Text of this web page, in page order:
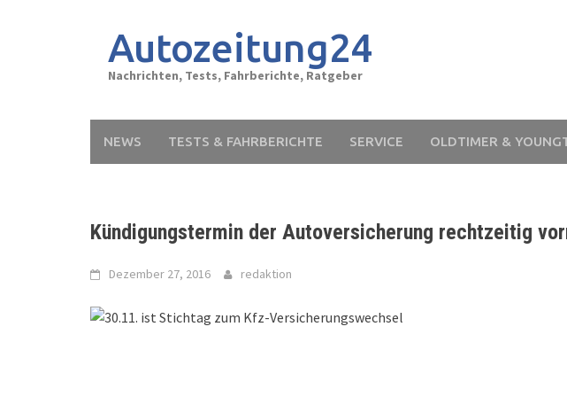
Autozeitung24
Nachrichten, Tests, Fahrberichte, Ratgeber
NEWS TESTS & FAHRBERICHTE SERVICE OLDTIMER &
Kündigungstermin der Autoversicherung rechtzeitig
Dezember 27, 2016 redaktion